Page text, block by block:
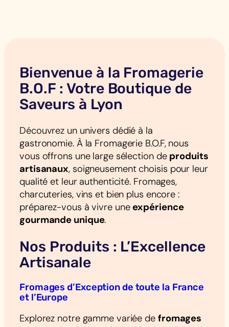
Bienvenue à la Fromagerie
B.O.F : Votre Boutique de
Saveurs à Lyon
Découvrez un univers dédié à la
gastronomie. À la Fromagerie B.O.F, nous
vous offrons une large sélection de produits
artisanaux, soigneusement choisis pour leur
qualité et leur authenticité. Fromages,
charcuteries, vins et bien plus encore :
préparez-vous à vivre une expérience
gourmande unique.
Nos Produits : L’Excellence
Artisanale
Fromages d’Exception de toute la France
et l’Europe
Explorez notre gamme variée de fromages